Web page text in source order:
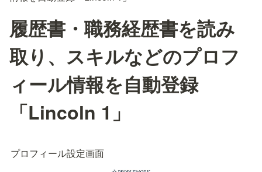
履歴書・職務経歴書を読み
取り、スキルなどのプロフ
ィール情報を自動登録
「Lincoln 1」
プロフィール設定画面